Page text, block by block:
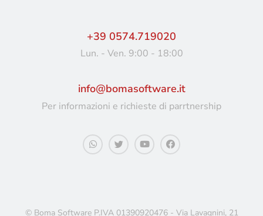
+39 0574.719020
Lun. - Ven. 9:00 - 18:00
info@bomasoftware.it
Per informazioni e richieste di parrtnership
© Boma Software P.IVA 01390920476 - Via Lavagnini, 21